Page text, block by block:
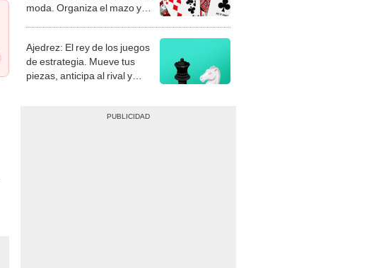
moda. Organiza el mazo y
Ajedrez: El rey de los juegos
de estrategia. Mueve tus
piezas, anticipa al rival y